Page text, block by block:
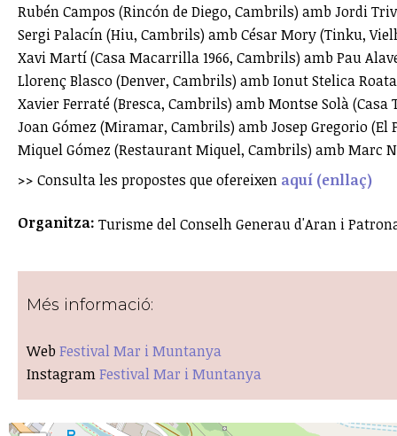
Rubén Campos (Rincón de Diego, Cambrils) amb Jordi
Sergi Palacín (Hiu, Cambrils) amb César Mory (Tinku,
Xavi Martí (Casa Macarrilla 1966, Cambrils) amb Pau
Llorenç Blasco (Denver, Cambrils) amb Ionut Stelica
Xavier Ferraté (Bresca, Cambrils) amb Montse Solà (Casa
Joan Gómez (Miramar, Cambrils) amb Josep Gregorio (El
Miquel Gómez (Restaurant Miquel, Cambrils) amb Marc
>> Consulta les propostes que ofereixen aquí (enllaç)
Organitza: Turisme del Conselh Generau d'Aran i
Més informació:
Web Festival Mar i Muntanya
InstagramFestival Mar i Muntanya